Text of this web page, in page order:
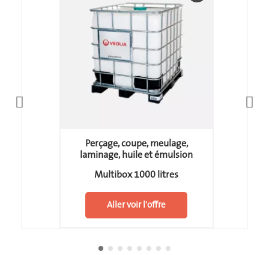
Perçage, coupe, meulage,
laminage, huile et émulsion
Multibox 1000 litres
Aller voir l'offre